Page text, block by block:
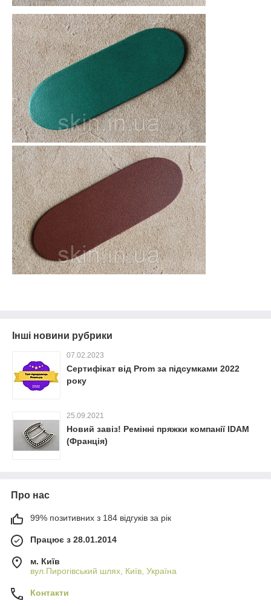
Інші новини рубрики
07.02.2023
Сертифікат від Prom за підсумками 2022
року
25.09.2021
Новий завіз! Ремінні пряжки компанії IDAM
(Франція)
Про нас
99% позитивних з 184 відгуків за рік
Працює з 28.01.2014
м. Київ
вул.Пирогівський шлях, Київ, Україна
Контакти